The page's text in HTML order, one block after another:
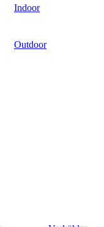
Indoor
Outdoor